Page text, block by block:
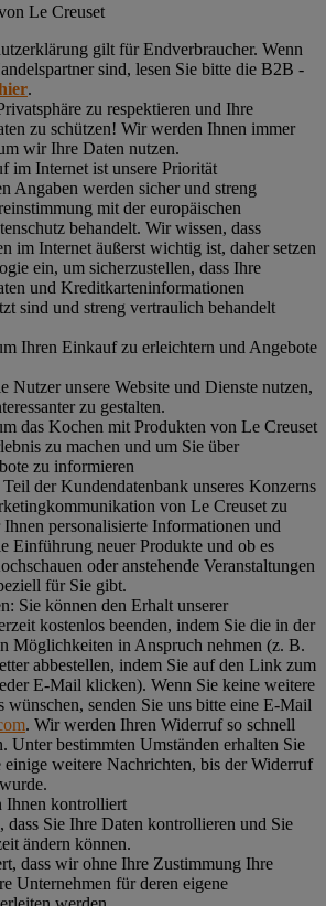
Le Creuset
gilt für Endverbraucher. Wenn
sind, lesen Sie bitte die B2B -
.
zu respektieren und Ihre
zu schützen! Wir werden Ihnen immer
wir Ihre Daten nutzen.
im Internet ist unsere Priorität
Angaben werden sicher und streng
mit der europäischen
behandelt. Wir wissen, dass
im Internet äußerst wichtig ist, daher setzen
ein, um sicherzustellen, dass Ihre
und Kreditkarteninformationen
sind und streng vertraulich behandelt
Ihren Einkauf zu erleichtern und Angebote
Nutzer unsere Website und Dienste nutzen,
zu gestalten.
das Kochen mit Produkten von Le Creuset
zu machen und um Sie über
zu informieren
der Kundendatenbank unseres Konzerns
von Le Creuset zu
personalisierte Informationen und
Einführung neuer Produkte und ob es
oder anstehende Veranstaltungen
für Sie gibt.
Sie können den Erhalt unserer
kostenlos beenden, indem Sie die in der
Möglichkeiten in Anspruch nehmen (z. B.
abbestellen, indem Sie auf den Link zum
E-Mail klicken). Wenn Sie keine weitere
wünschen, senden Sie uns bitte eine E-Mail
. Wir werden Ihren Widerruf so schnell
Unter bestimmten Umständen erhalten Sie
weitere Nachrichten, bis der Widerruf
Ihnen kontrolliert
dass Sie Ihre Daten kontrollieren und Sie
ändern können.
dass wir ohne Ihre Zustimmung Ihre
Unternehmen für deren eigene